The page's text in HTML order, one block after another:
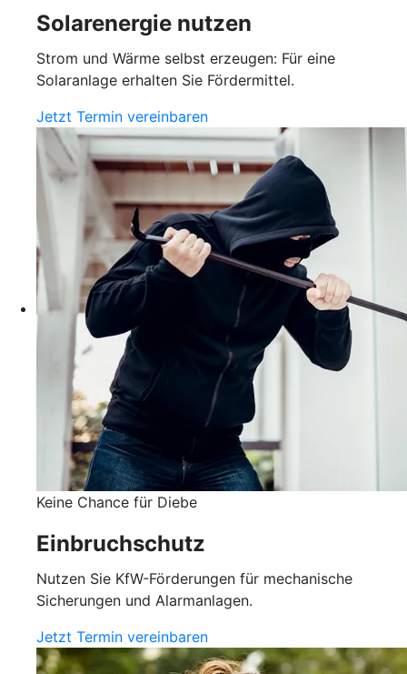
Solarenergie nutzen
Strom und Wärme selbst erzeugen: Für eine
Solaranlage erhalten Sie Fördermittel.
Jetzt Termin vereinbaren
Keine Chance für Diebe
Einbruchschutz
Nutzen Sie KfW-Förderungen für mechanische
Sicherungen und Alarmanlagen.
Jetzt Termin vereinbaren